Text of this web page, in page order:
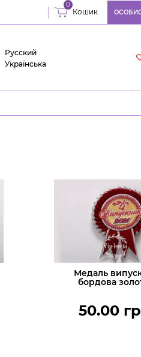
Кошик
0
Русский
Українська
Медаль
бордова
50.00